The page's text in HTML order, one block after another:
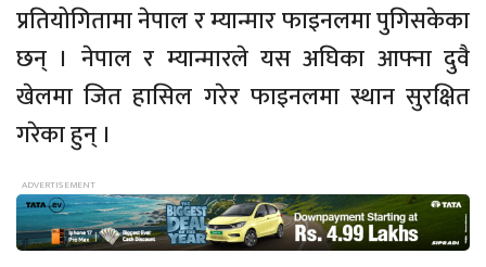
प्रतियोगितामा नेपाल र म्यान्मार फाइनलमा पुगिसकेका
छन् । नेपाल र म्यान्मारले यस अघिका आफ्ना दुवै
खेलमा जित हासिल गरेर फाइनलमा स्थान सुरक्षित
गरेका हुन् ।